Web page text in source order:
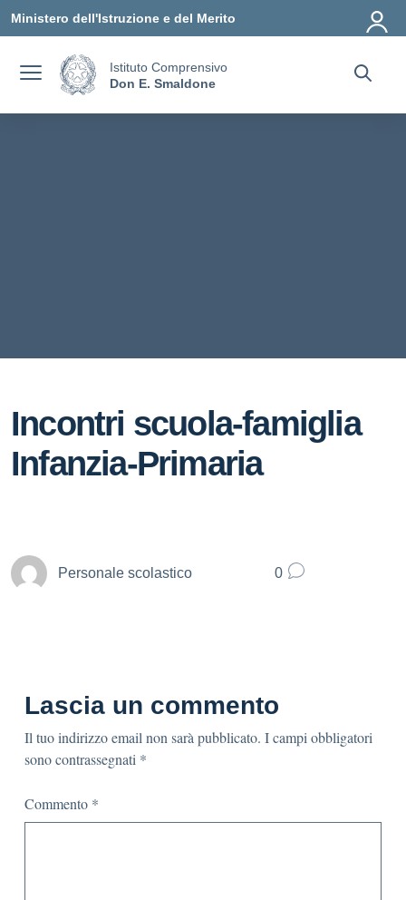
Ministero dell'Istruzione e del Merito
Istituto Comprensivo
Don E. Smaldone
Incontri scuola-famiglia
Infanzia-Primaria
Personale scolastico 0
Lascia un commento
Il tuo indirizzo email non sarà pubblicato. I campi obbligatori
sono contrassegnati *
Commento *